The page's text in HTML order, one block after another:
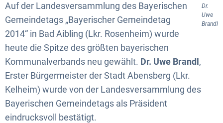
Dr.
Uwe
Brandl
Auf der Landesversammlung des Bayerischen
Gemeindetags „Bayerischer Gemeindetag
2014“ in Bad Aibling (Lkr. Rosenheim) wurde
heute die Spitze des größten bayerischen
Kommunalverbands neu gewählt. Dr. Uwe Brandl ,
Erster Bürgermeister der Stadt Abensberg (Lkr.
Kelheim) wurde von der Landesversammlung des
Bayerischen Gemeindetags als Präsident
eindrucksvoll bestätigt.